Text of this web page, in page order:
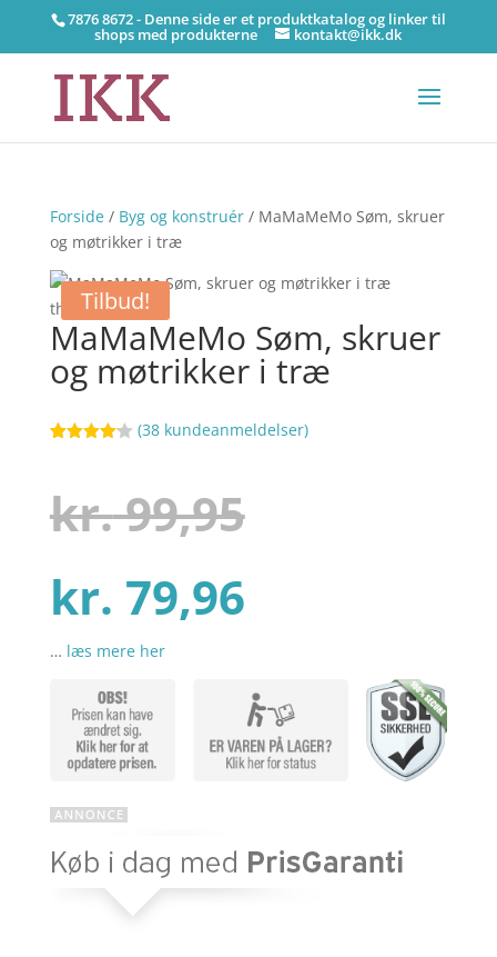
7876 8672 - Denne side er et produktkatalog og linker til
shops med produkterne kontakt@ikk.dk
Forside/ Byg og konstruér/ MaMaMeMo Søm, skruer
og møtrikker i træ
Tilbud!
MaMaMeMo Søm, skruer
og møtrikker i træ
baseret
på
kundebedø
(38 kundeanmeldelser)
kr.99,95
pris
var:
kr. 99,95.
kr. 79,96Den
aktuelle
pris
er:
… læs mere her